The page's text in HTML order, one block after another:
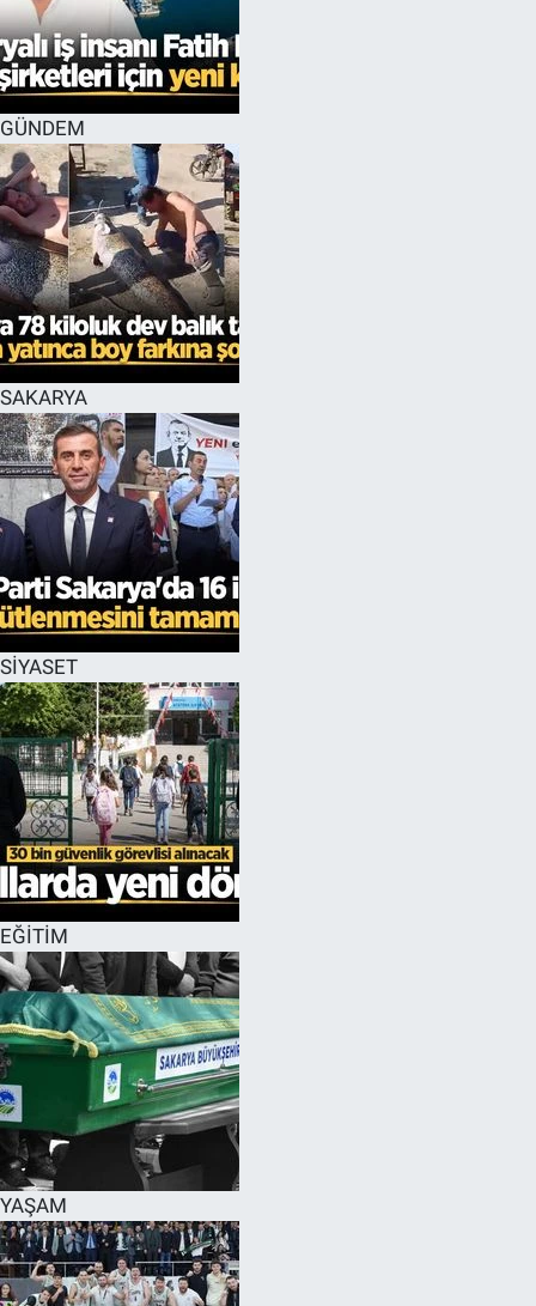
GÜNDEM
SAKARYA
SİYASET
EĞİTİM
YAŞAM
EĞİTİM
ÖZEL HABER
HALK54 PANORAMA